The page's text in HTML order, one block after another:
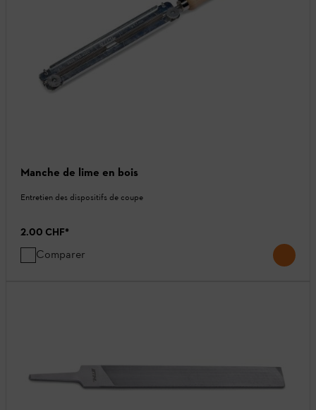
Manche de lime en bois
Entretien des dispositifs de coupe
2.00 CHF*
Comparer